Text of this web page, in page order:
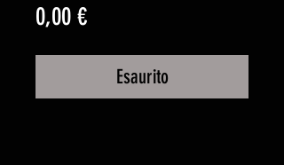
0,00 €Prezzo
Esaurito